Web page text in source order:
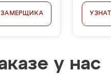
ЗАМЕРЩИКА
у нас